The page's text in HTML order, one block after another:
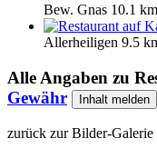
Bew. Gnas 10.1 km
Allerheiligen 9.5
Alle Angaben zu
Gewähr
Inhalt melden
zurück zur Bilder-Galerie